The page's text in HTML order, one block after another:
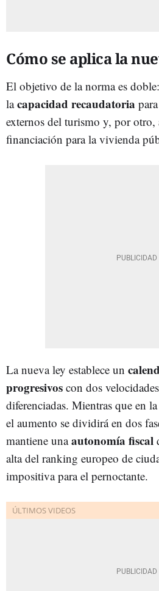
Cómo se aplica la
El objetivo de la norma es
lacapacidad recaudatoria
externos del turismo y, por
financiación para la vivienda
La nueva ley establece un
progresivos con dos
diferenciadas. Mientras que en
el aumento se dividirá en dos
mantiene unaautonomía fiscal
alta del ranking europeo de
impositiva para el pernoctante.